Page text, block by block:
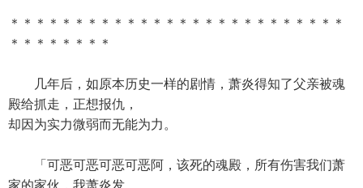
＊＊＊＊＊＊＊＊＊＊＊＊＊＊＊＊＊＊＊＊＊＊＊＊＊＊
＊＊＊＊＊＊＊＊
几年后，如原本历史一样的剧情，萧炎得知了父亲被魂
殿给抓走，正想报仇，
却因为实力微弱而无能为力。
「可恶可恶可恶可恶阿，该死的魂殿，所有伤害我们萧
家的家伙，我萧炎发